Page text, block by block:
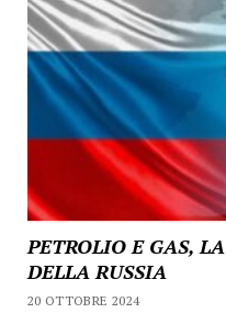
PETROLIO E GAS,
DELLA RUSSIA
20 OTTOBRE 2024